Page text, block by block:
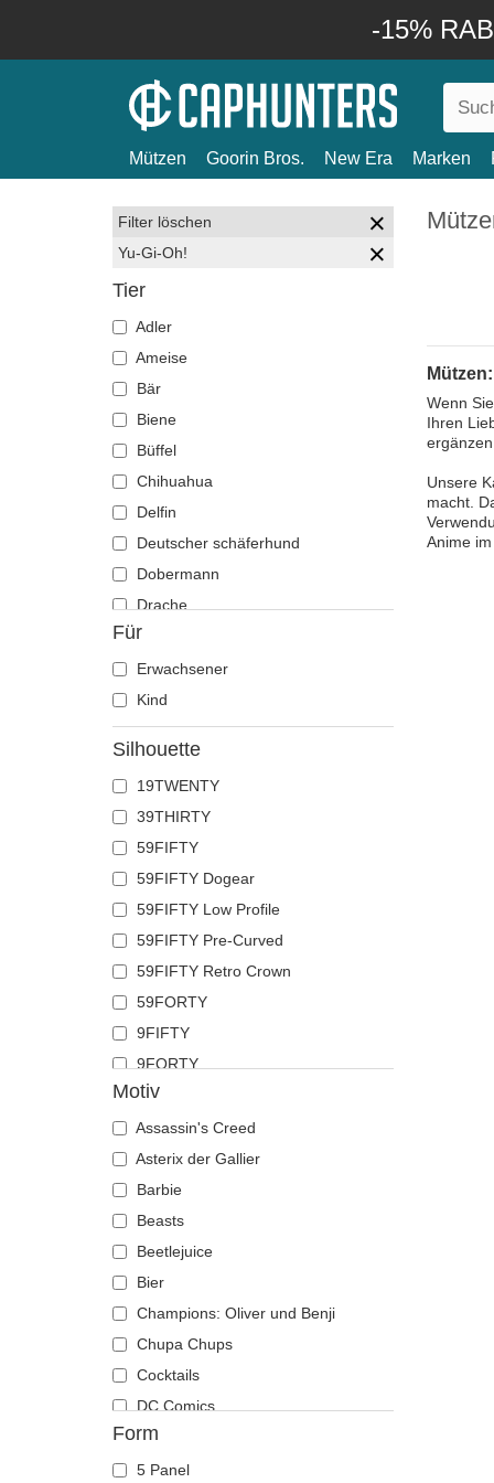
-15%
Mützen Goorin Bros. New Era Marken
Filter löschen
Yu-Gi-Oh!
Tier
Adler
Ameise
Bär
Biene
Büffel
Chihuahua
Delfin
Deutscher schäferhund
Dobermann
Drache
Eichhörnchen
Eidechse
Einhorn
Elch
Ente
Eule
Flamingo
Französische bulldogge
Fuchs
Geier
Gepard
Glühwürmchen
Hahn
Hai
Hirsch
Hund
Katze
Kojote
Krabbe
Krähe
Krokodil
Kuh
Küken
Labrador retriever
Languste
Libelle
Löwe
Löwin
Für
Erwachsener
Kind
Silhouette
19TWENTY
39THIRTY
59FIFTY
59FIFTY Dogear
59FIFTY Low Profile
59FIFTY Pre-Curved
59FIFTY Retro Crown
59FORTY
9FIFTY
9FORTY
9FORTY APEX
9FORTY M-Crown
9SEVENTY
9TWENTY
A Frame
Casual Classic
E Frame
Open Back
Runner
The 90s
The Ball
The Retro
The Snap
Motiv
Assassin's Creed
Asterix der Gallier
Barbie
Beasts
Beetlejuice
Bier
Champions: Oliver und Benji
Chupa Chups
Cocktails
DC Comics
Der Herr der Ringe
Die Schlümpfe
Form
5 Panel
Wenn
Ihren
Unsere
macht.
Anime